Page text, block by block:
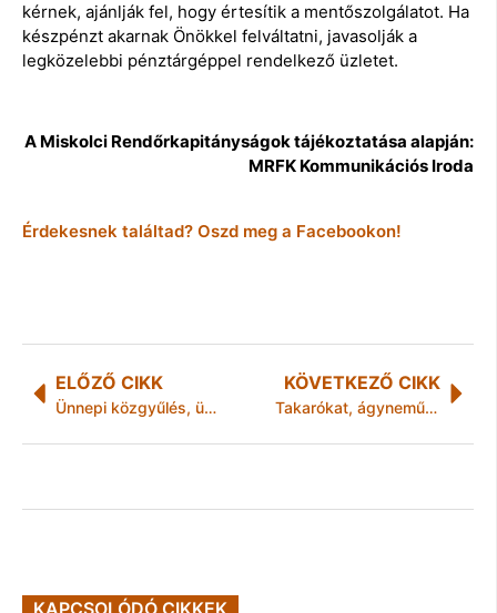
kérnek, ajánlják fel, hogy értesítik a mentőszolgálatot. Ha
készpénzt akarnak Önökkel felváltatni, javasolják a
legközelebbi pénztárgéppel rendelkező üzletet.
A Miskolci Rendőrkapitányságok tájékoztatása alapján:
MRFK Kommunikációs Iroda
Érdekesnek találtad? Oszd meg a Facebookon!
ELŐZŐ CIKK
Ünnepi közgyűlés, ünnepi hangulat
KÖVETKEZŐ CIKK
Takarókat, ágyneműket, matracokat várnak a tűzeset „áldozatainak”